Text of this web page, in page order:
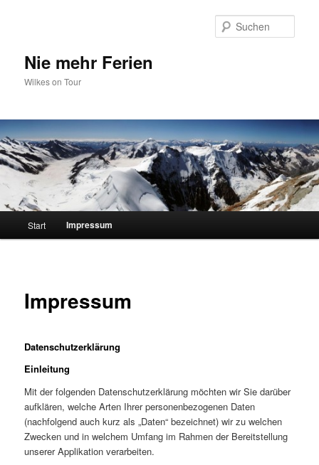
Nie mehr Ferien
Wilkes on Tour
Start Impressum
Impressum
Datenschutzerklärung
Einleitung
Mit der folgenden Datenschutzerklärung möchten wir Sie darüber
aufklären, welche Arten Ihrer personenbezogenen Daten
(nachfolgend auch kurz als „Daten“ bezeichnet) wir zu welchen
Zwecken und in welchem Umfang im Rahmen der Bereitstellung
unserer Applikation verarbeiten.